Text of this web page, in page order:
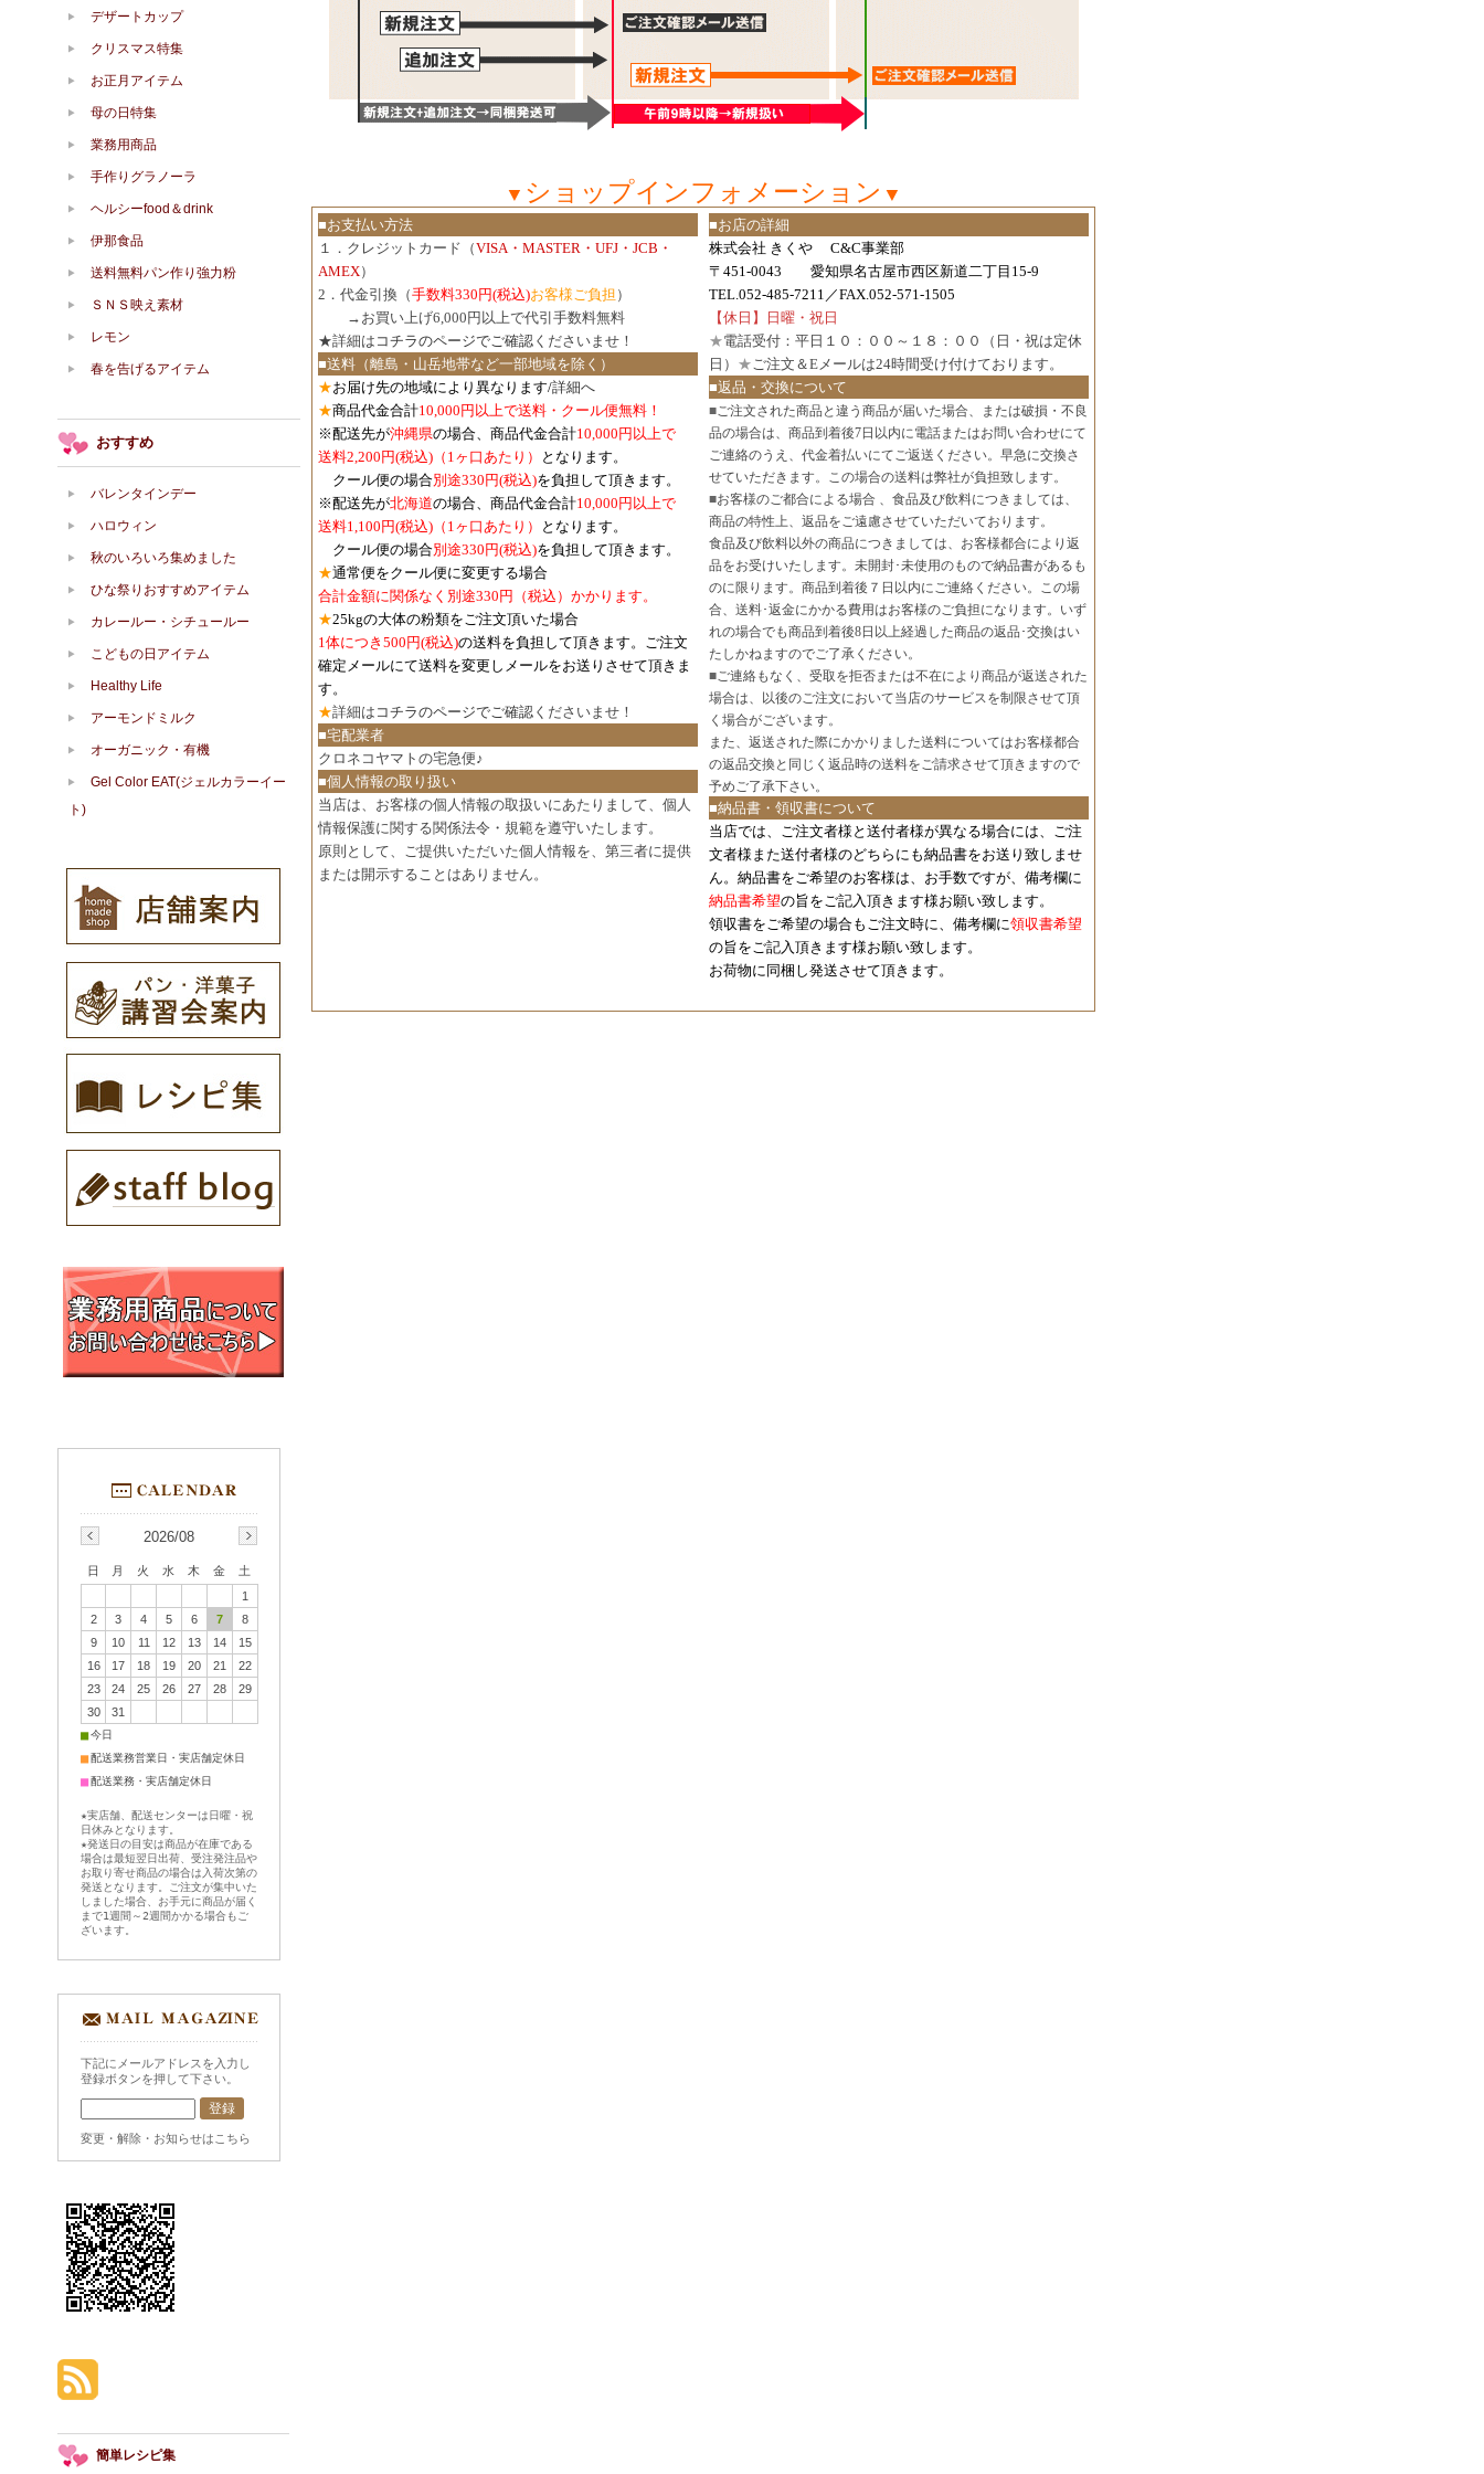
▼ ショップインフォメーション ▼
■お支払い方法
１．クレジットカード（VISA・MASTER・UFJ・JCB・
AMEX）
2．代金引換（手数料330円(税込)お客様ご負担 ）
→お買い上げ6,000円以上で代引手数料無料
★詳細は コチラのページでご確認 くださいませ！
■送料（離島・山岳地帯など一部地域を除く）
★お届け先の地域により異なります/詳細へ
★商品代金合計10,000円以上で送料・クール便無料！
※配送先が沖縄県の場合、商品代金合計10,000円以上で
送料2,200円(税込)（1ヶ口あたり）
となります。
クール便の場合別途330円(税込)を負担して頂きます。
※配送先が北海道の場合、商品代金合計10,000円以上で
送料1,100円(税込) （1ヶ口あたり）
となります。
クール便の場合別途330円(税込)を負担して頂きます。
★通常便をクール便に変更する場合
合計金額に関係なく別途330円（税込）かかります。
★25kgの大体の粉類をご注文頂いた場合
1体につき500円(税込)の送料を負担して頂きます。ご注文
確定メールにて送料を変更しメールをお送りさせて頂きま
す。
★詳細は コチラのページでご確認 くださいませ！
■宅配業者
クロネコヤマトの宅急便♪
■個人情報の取り扱い
当店は、お客様の個人情報の取扱いにあたりまして、個人
情報保護に関する関係法令・規範を遵守いたします。
原則として、ご提供いただいた個人情報を、第三者に提供
または開示することはありません。
■お店の詳細
株式会社 きくや C&C事業部
〒451-0043 愛知県名古屋市西区新道二丁目15-9
TEL.052-485-7211／FAX.052-571-1505
【休日】日曜・祝日
★電話受付：平日１０：００～１８：００（日・祝は定休
日） ★ご注文＆Eメールは24時間受け付けております。
■返品・交換について
■ご注文された商品と違う商品が届いた場合、または破損・不良
品の場合は、商品到着後7日以内に電話またはお問い合わせにて
ご連絡のうえ、代金着払いにてご返送ください。早急に交換さ
せていただきます。この場合の送料は弊社が負担致します。
■お客様のご都合による場合 、食品及び飲料につきましては、
商品の特性上、返品をご遠慮させていただいております。
食品及び飲料以外の商品につきましては、お客様都合により返
品をお受けいたします。未開封･未使用のもので納品書があるも
のに限ります。商品到着後７日以内にご連絡ください。この場
合、送料･返金にかかる費用はお客様のご負担になります。いず
れの場合でも商品到着後8日以上経過した商品の返品･交換はい
たしかねますのでご了承ください。
■ご連絡もなく、受取を拒否または不在により商品が返送された
場合は、以後のご注文において当店のサービスを制限させて頂
く場合がございます。
また、返送された際にかかりました送料についてはお客様都合
の返品交換と同じく返品時の送料をご請求させて頂きますので
予めご了承下さい。
■納品書・領収書について
当店では、ご注文者様と送付者様が異なる場合には、 ご注
文者様また送付者様のどちらにも納品書をお送り致しませ
ん。納品書をご希望のお客様は、お手数ですが、備考欄に
納品書希望の旨をご記入頂きます様お願い致します。
領収書をご希望の場合もご注文時に、備考欄に領収書希望
の旨をご記入頂きます様お願い致します。
お荷物に同梱し発送させて頂きます。
デザートカップ
クリスマス特集
お正月アイテム
母の日特集
業務用商品
手作りグラノーラ
ヘルシーfood＆drink
伊那食品
送料無料パン作り強力粉
ＳＮＳ映え素材
レモン
春を告げるアイテム
おすすめ
バレンタインデー
ハロウィン
秋のいろいろ集めました
ひな祭りおすすめアイテム
カレールー・シチュールー
こどもの日アイテム
Healthy Life
アーモンドミルク
オーガニック・有機
Gel Color EAT(ジェルカラーイー
ト)
2026/08
日 月 火 水 木 金
土
1
2
3 4 5 6 7
8
9
10 11 12 13 14
15
16
17 18 19 20 21
22
23
24 25 26 27 28
29
30
31
■今日
■配送業務営業日・実店舗定休日
■配送業務・実店舗定休日
★実店舗、配送センターは日曜・祝
日休みとなります。
★発送日の目安は商品が在庫である
場合は最短翌日出荷、受注発注品や
お取り寄せ商品の場合は入荷次第の
発送となります。ご注文が集中いた
しました場合、お手元に商品が届く
まで1週間～2週間かかる場合もご
ざいます。
下記にメールアドレスを入力し
登録ボタンを押して下さい。
変更・解除・お知らせはこちら
簡単レシピ集